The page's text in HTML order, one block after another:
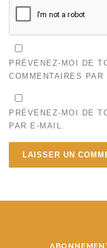
PRÉVENEZ-MOI DE
COMMENTAIRES PAR
PRÉVENEZ-MOI DE
PAR E-MAIL.